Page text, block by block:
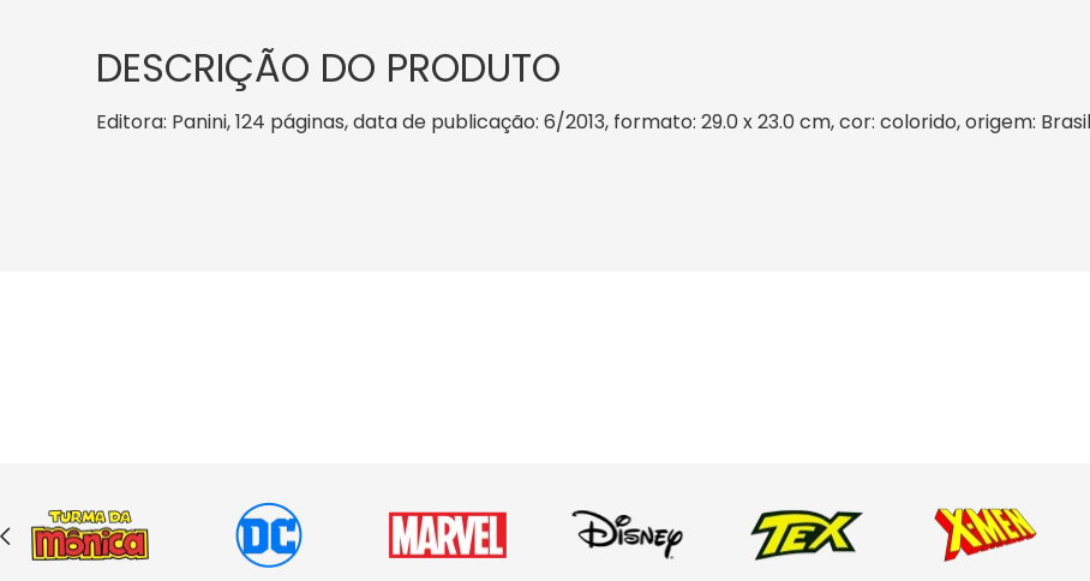
DESCRIÇÃO DO PRODUTO
Editora: Panini, 124 páginas, data de publicação: 6/2013, formato: 29.0 x 23.0 cm, cor: colorido, origem: